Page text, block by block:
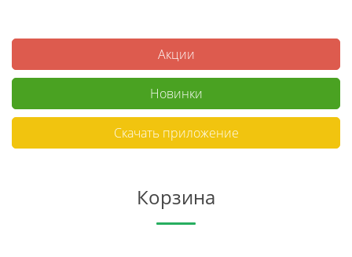
Акции
Новинки
Скачать приложение
Корзина